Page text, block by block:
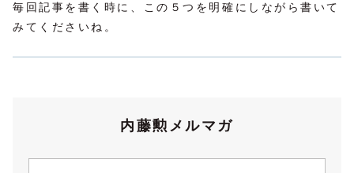
毎回記事を書く時に、この５つを明確にしながら書いて
みてくださいね。
内藤勲メルマガ